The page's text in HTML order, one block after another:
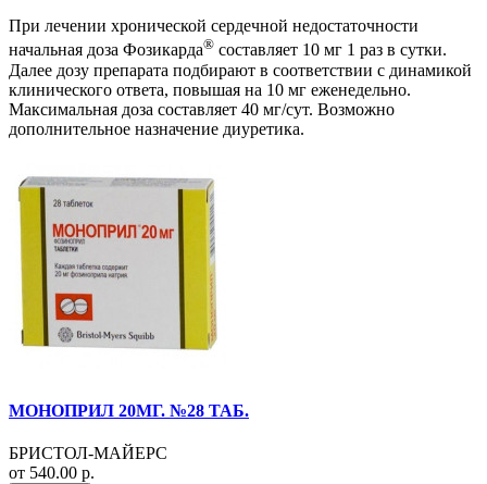
При лечении хронической сердечной недостаточности
начальная доза Фозикарда® составляет 10 мг 1 раз в сутки.
Далее дозу препарата подбирают в соответствии с динамикой
клинического ответа, повышая на 10 мг еженедельно.
Максимальная доза составляет 40 мг/сут. Возможно
дополнительное назначение диуретика.
МОНОПРИЛ 20МГ. №28 ТАБ.
БРИСТОЛ-МАЙЕРС
от 540.00 р.